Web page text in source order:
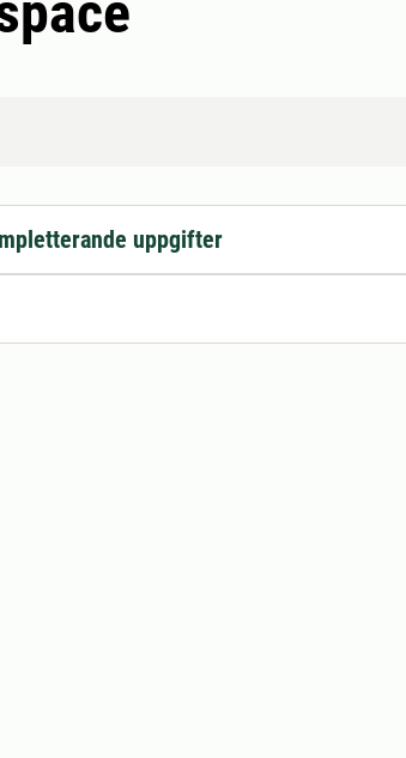
uppgifter